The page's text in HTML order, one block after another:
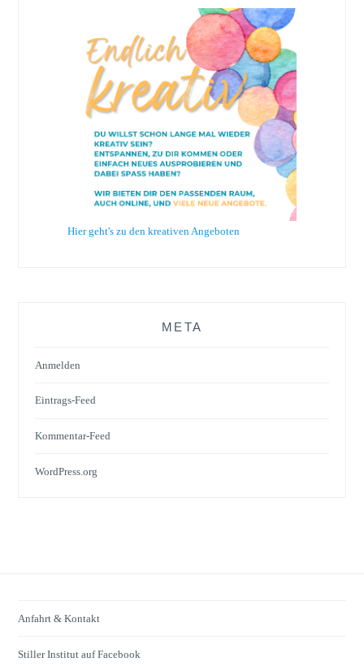
Hier geht's zu den kreativen Angeboten
META
Anmelden
Eintrags-Feed
Kommentar-Feed
WordPress.org
Anfahrt & Kontakt
Stiller Institut auf Facebook